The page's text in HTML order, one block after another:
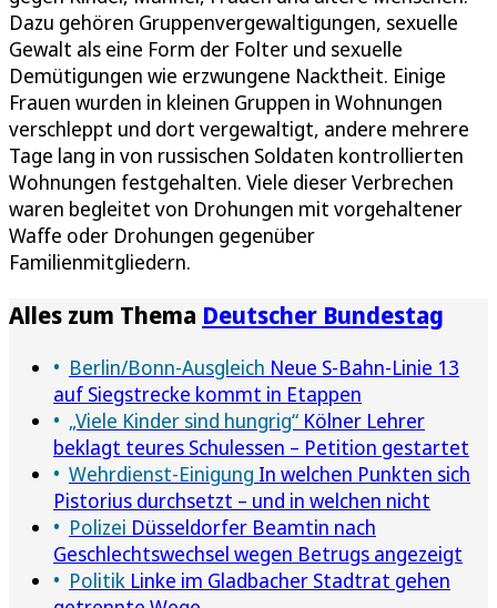
Dazu gehören Gruppenvergewaltigungen, sexuelle
Gewalt als eine Form der Folter und sexuelle
Demütigungen wie erzwungene Nacktheit. Einige
Frauen wurden in kleinen Gruppen in Wohnungen
verschleppt und dort vergewaltigt, andere mehrere
Tage lang in von russischen Soldaten kontrollierten
Wohnungen festgehalten. Viele dieser Verbrechen
waren begleitet von Drohungen mit vorgehaltener
Waffe oder Drohungen gegenüber
Familienmitgliedern.
Alles zum Thema Deutscher Bundestag
Berlin/Bonn-Ausgleich Neue S-Bahn-Linie 13
auf Siegstrecke kommt in Etappen
„Viele Kinder sind hungrig“ Kölner Lehrer
beklagt teures Schulessen – Petition gestartet
Wehrdienst-Einigung In welchen Punkten sich
Pistorius durchsetzt – und in welchen nicht
Polizei Düsseldorfer Beamtin nach
Geschlechtswechsel wegen Betrugs angezeigt
Politik Linke im Gladbacher Stadtrat gehen